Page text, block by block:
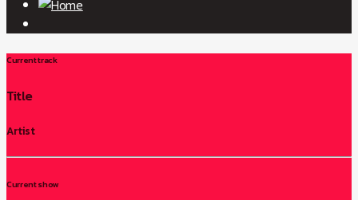
Current track
Title
Artist
Current show